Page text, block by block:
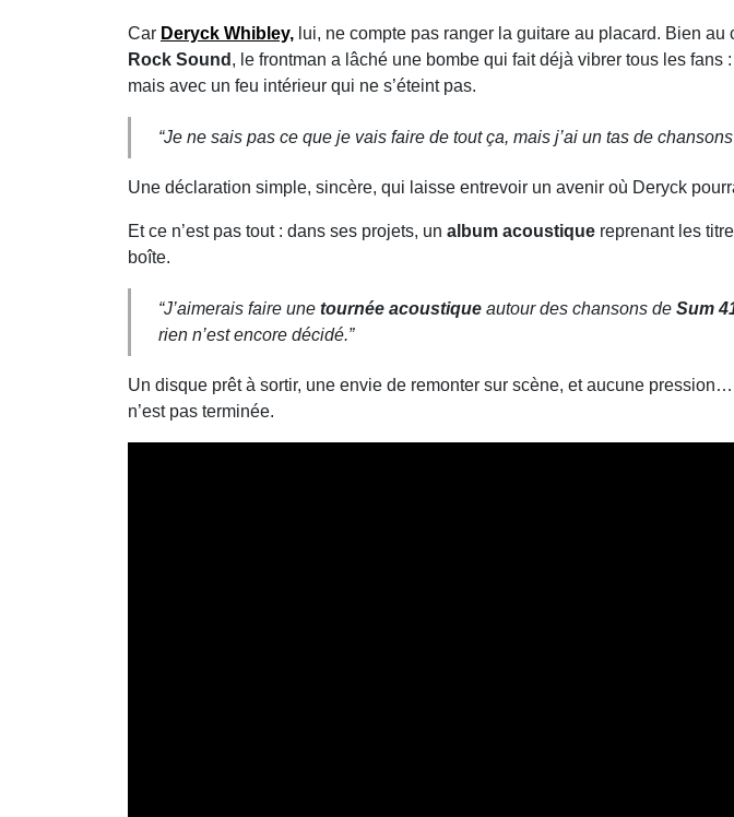
Car Deryck Whibley, lui, ne compte pas ranger la guitare au placard. Bien
Rock Sound , le frontman a lâché une bombe qui fait déjà vibrer tous les fans
mais avec un feu intérieur qui ne s’éteint pas.
“Je ne sais pas ce que je vais faire de tout ça, mais j’ai un tas de
Une déclaration simple, sincère, qui laisse entrevoir un avenir où Deryck
Et ce n’est pas tout : dans ses projets, un album acoustique reprenant les
boîte.
“J’aimerais faire une tournée acoustique autour des chansons de Sum
rien n’est encore décidé.”
Un disque prêt à sortir, une envie de remonter sur scène, et aucune
n’est pas terminée.